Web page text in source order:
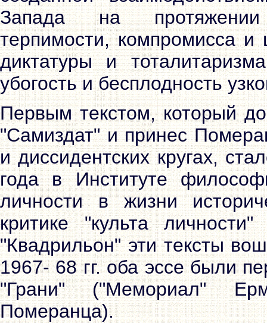
Запада на протяжении
терпимости, компромисса
диктатуры и
убогость и бесплодность
Первым текстом, который
"Самиздат" и принес
и диссидентских кругах,
года в Институте
личности в жизни
критике "культа
"Квадрильон" эти тексты
1967- 68 гг. оба эссе были
"Грани" ("Мемориал"
Померанца).